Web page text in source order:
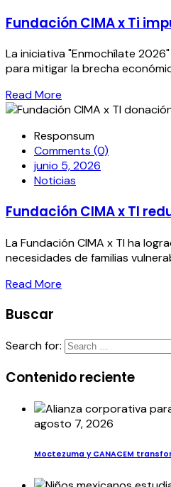
Fundación CIMA x Ti
La iniciativa "Enmochílate
para mitigar la brecha
Read More
Responsum
Comments (0)
junio 5, 2026
Noticias
Fundación CIMA x TI
La Fundación CIMA x TI ha
necesidades de familias
Read More
Buscar
Search for:
Contenido reciente
agosto 7, 2026
Moctezuma y CANACEM